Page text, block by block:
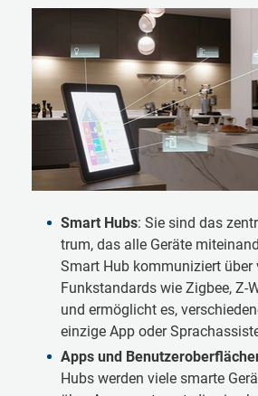
Smart Hubs: Sie sind das
trum, das al­le Ge­räte
Smart Hub kom­mu­ni­ziert über
Funk­stan­dards wie Zig­bee, Z-
und er­mög­licht es,
ein­zi­ge App oder
Apps und
Hubs wer­den vie­le smar­te